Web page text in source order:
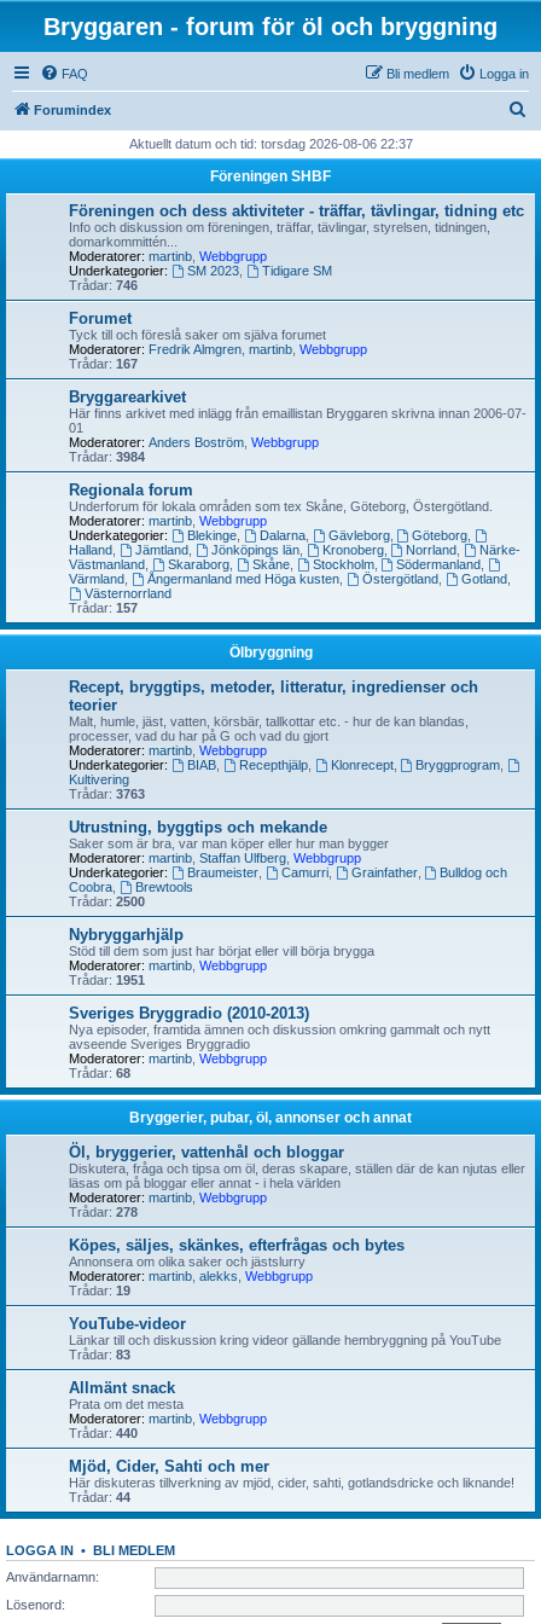
Bryggaren - forum för öl och bryggning
FAQ Logga in
Bli medlem
Forumindex
Aktuellt datum och tid: torsdag 2026-08-06 22:37
Föreningen SHBF
Föreningen och dess aktiviteter - träffar, tävlingar, tidning etc
Info och diskussion om föreningen, träffar, tävlingar, styrelsen, tidningen,
domarkommittén...
Moderatorer: martinb Webbgrupp
Underkategorier:
SM 2023,
Tidigare SM
Trådar: 746
Forumet
Tyck till och föreslå saker om själva forumet
Moderatorer: Fredrik Almgren martinb Webbgrupp
Trådar: 167
Bryggarearkivet
Här finns arkivet med inlägg från emaillistan Bryggaren skrivna innan 2006-07-
01
Moderatorer: Anders Boström Webbgrupp
Trådar: 3984
Regionala forum
Underforum för lokala områden som tex Skåne, Göteborg, Östergötland.
Moderatorer: martinb Webbgrupp
Underkategorier:
Blekinge, Dalarna, Gävleborg, Göteborg
Halland
Jämtland, Jönköpings län, Kronoberg, Norrland
Närke-
Västmanland
Skaraborg, Skåne, Stockholm, Södermanland
Värmland
Ångermanland med Höga kusten, Östergötland, Gotland,
Västernorrland
Trådar: 157
Ölbryggning
Recept, bryggtips, metoder, litteratur, ingredienser och
teorier
Malt, humle, jäst, vatten, körsbär, tallkottar etc. - hur de kan blandas,
processer, vad du har på G och vad du gjort
Moderatorer: martinb Webbgrupp
Underkategorier:
BIAB, Recepthjälp, Klonrecept, Bryggprogram
Kultivering
Trådar: 3763
Utrustning, byggtips och mekande
Saker som är bra, var man köper eller hur man bygger
Moderatorer: martinb Staffan Ulfberg Webbgrupp
Underkategorier:
Braumeister, Camurri, Grainfather,
Bulldog och
Coobra
Brewtools
Trådar: 2500
Nybryggarhjälp
Stöd till dem som just har börjat eller vill börja brygga
Moderatorer: martinb Webbgrupp
Trådar: 1951
Sveriges Bryggradio (2010-2013)
Nya episoder, framtida ämnen och diskussion omkring gammalt och nytt
avseende Sveriges Bryggradio
Moderatorer: martinb Webbgrupp
Trådar: 68
Bryggerier, pubar, öl, annonser och annat
Öl, bryggerier, vattenhål och bloggar
Diskutera, fråga och tipsa om öl, deras skapare, ställen där de kan njutas eller
läsas om på bloggar eller annat - i hela världen
Moderatorer: martinb Webbgrupp
Trådar: 278
Köpes, säljes, skänkes, efterfrågas och bytes
Annonsera om olika saker och jästslurry
Moderatorer: martinb alekks Webbgrupp
Trådar: 19
YouTube-videor
Länkar till och diskussion kring videor gällande hembryggning på YouTube
Trådar: 83
Allmänt snack
Prata om det mesta
Moderatorer: martinb Webbgrupp
Trådar: 440
Mjöd, Cider, Sahti och mer
Här diskuteras tillverkning av mjöd, cider, sahti, gotlandsdricke och liknande!
Trådar: 44
LOGGA IN • BLI MEDLEM
Användarnamn:
Lösenord: